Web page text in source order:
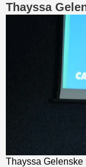
Thayssa
Thayssa